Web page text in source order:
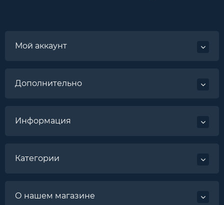
Мой аккаунт
Дополнительно
Информация
Категории
О нашем магазине